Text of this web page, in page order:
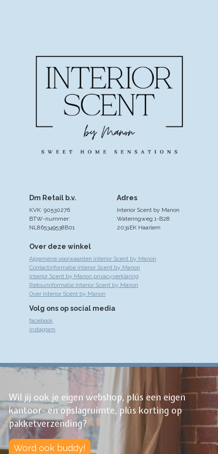
Over deze winkel
Algemene voorwaarden Interior Scent by Manon
Contactinformatie Interior Scent by Manon
Interior Scent by Manon privacyverklaring
Retourinformatie Interior Scent by Manon
Over Interior Scent by Manon
Volg ons op social media
facebook
instagram
Adres
Interior Scent by Manon
Wateringweg 1-B28
2031EK Haarlem
Dm Retail b.v.
KVK: 90530276
BTW-nummer:
NL865349538B01
Wil jij ook je eigen webshop, plús een eigen
kantoor- en opslagruimte, plús korting op
pakketverzending?
Word ook buddy!